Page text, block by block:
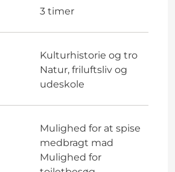
3 timer
Kulturhistorie og tro
Natur, friluftsliv og
udeskole
Mulighed for at spise
medbragt mad
Mulighed for